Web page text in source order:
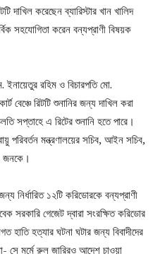
দাখিল করেছেন ব্যারিস্টার খান খালিদ
সহযোগিতা করেন বন্যপ্রাণী বিষয়ক
ইনায়েতুর রহিম ও বিচারপতি মো.
বেঞ্চে রিটটি শুনানির জন্য দাখিল করা
সপ্তাহে এ রিটের শুনানি হতে পারে।
পরিবর্তন মন্ত্রণালয়ের সচিব, আইন সচিব,
জনকে।
নির্ধারিত ১২টি করিডোরকে বন্যপ্রাণী
সরকারি গেজেট দ্বারা সংরক্ষিত করিডোর
হাতি হত্যার ঘটনা ঘটার জন্য বিবাদীদের
সে মর্মে রুল জারিরও আদেশ চাওয়া